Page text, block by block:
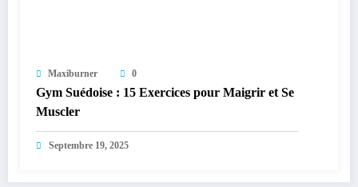
Maxiburner 0
Gym Suédoise : 15 Exercices pour Maigrir et Se
Muscler
Septembre 19, 2025